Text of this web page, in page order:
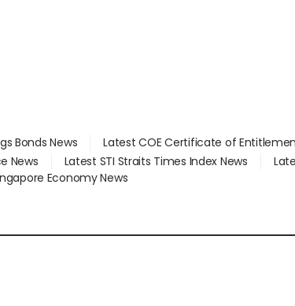
Bonds News
Latest COE Certificate of
News Latest STI Straits Times Index News
Economy News